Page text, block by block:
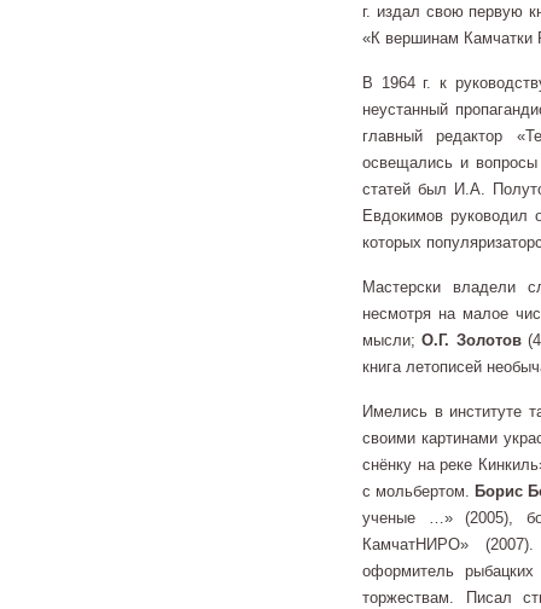
г. издал свою первую
«К вершинам Камчатки
В 1964 г. к
неустанный
главный редактор
освещались и
статей был И.А.
Евдокимов руководил
которых
Мастерски
несмотря на малое
мысли;О.Г. Золотов
книга летописей
Имелись в институте
своими картинами
снёнку на реке
с мольбертом.Борис
ученые …» (2005),
КамчатНИРО» (2007).
оформитель
торжествам. Писал